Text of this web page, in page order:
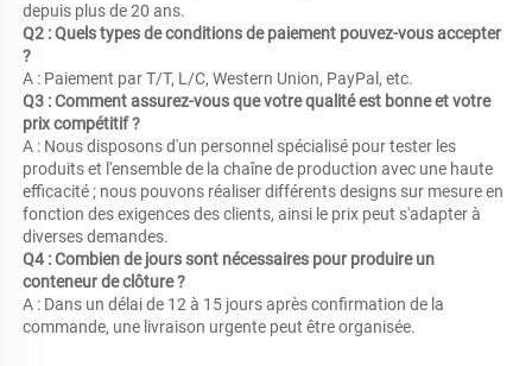
depuis plus de 20 ans.
Q2 : Quels types de conditions de paiement pouvez-vous accepter
?
A : Paiement par T/T, L/C, Western Union, PayPal, etc.
Q3 : Comment assurez-vous que votre qualité est bonne et votre
prix compétitif ?
A : Nous disposons d'un personnel spécialisé pour tester les
produits et l'ensemble de la chaîne de production avec une haute
efficacité ; nous pouvons réaliser différents designs sur mesure en
fonction des exigences des clients, ainsi le prix peut s'adapter à
diverses demandes.
Q4 : Combien de jours sont nécessaires pour produire un
conteneur de clôture ?
A : Dans un délai de 12 à 15 jours après confirmation de la
commande, une livraison urgente peut être organisée.